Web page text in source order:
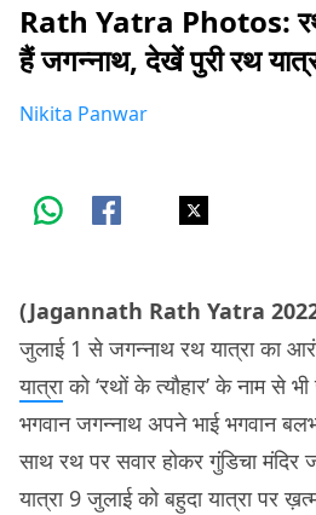
Rath Yatra Photos: रथ
हैं जगन्नाथ, देखें पुरी रथ
Nikita Panwar
(Jagannath Rath Yatra
जुलाई 1 से जगन्नाथ रथ यात्रा का
यात्राको ‘रथों के त्यौहार’ के नाम से
भगवान जगन्नाथ अपने भाई भगवान
साथ रथ पर सवार होकर गुंडिचा
यात्रा 9 जुलाई को बहुदा यात्रा पर